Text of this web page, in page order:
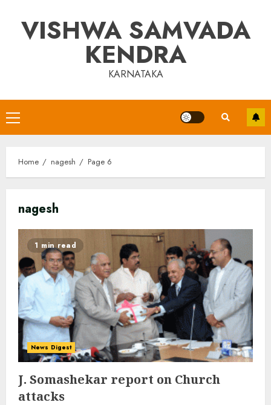
contentVISHWA SAMVADA
KENDRA
KARNATAKA
Primary
Menu
Home nagesh Page 6
nagesh
1 min read
News Digest
J. Somashekar report on Church
attacks